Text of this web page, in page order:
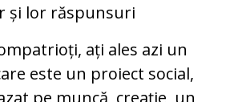
și lor răspunsuri
ați ales azi un
este un proiect social,
pe muncă, creație, un